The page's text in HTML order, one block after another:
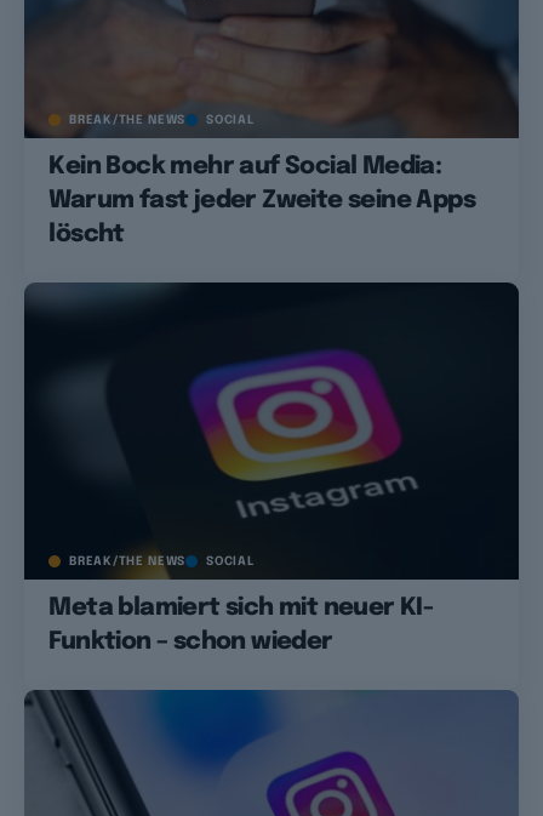
BREAK/THE NEWS SOCIAL
Kein Bock mehr auf Social Media:
Warum fast jeder Zweite seine Apps
löscht
BREAK/THE NEWS SOCIAL
Meta blamiert sich mit neuer KI-
Funktion – schon wieder